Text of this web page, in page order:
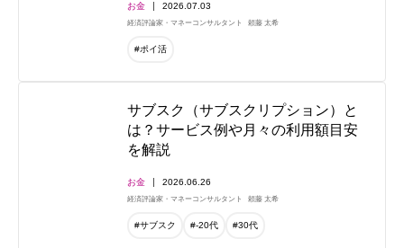
お金 2026.07.03
経済評論家・マネーコンサルタント 頼藤 太希
#ポイ活
サブスク（サブスクリプション）と
は？サービス例や月々の利用額目安
を解説
お金 2026.06.26
経済評論家・マネーコンサルタント 頼藤 太希
#サブスク #-20代 #30代